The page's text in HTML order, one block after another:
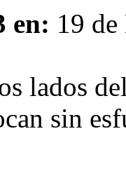
en: 19
lados
sin